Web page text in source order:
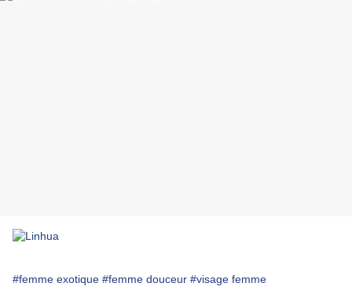
#femme exotique #femme douceur #visage femme